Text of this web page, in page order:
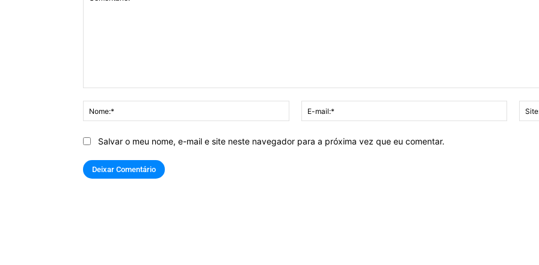
Nome:*
mail:*
Salvar o meu nome, e-mail e site neste navegador para a próxima vez que eu comentar.